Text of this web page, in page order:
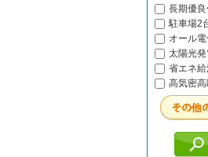
長期優
駐車場2
オール
太陽光
省エネ
高気密